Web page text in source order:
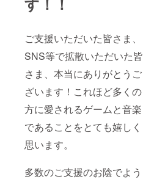
ご支援いただいた皆さま、
SNS等で拡散いただいた皆
さま、本当にありがとうご
ざいます！これほど多くの
方に愛されるゲームと音楽
であることをとても嬉しく
思います。
多数のご支援のお陰でよう